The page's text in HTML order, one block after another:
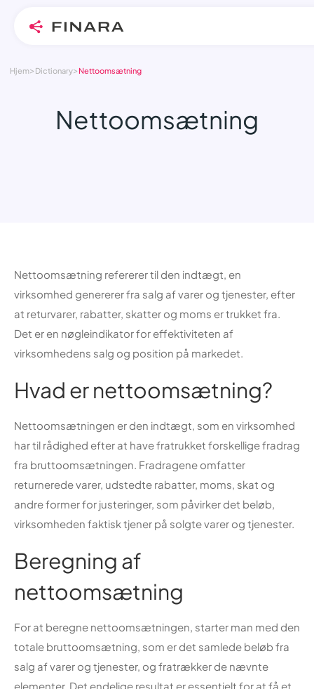
Skip
Hjem> Dictionary> Nettoomsætning
Nettoomsætning
Nettoomsætning refererer til den indtægt, en
virksomhed genererer fra salg af varer og tjenester, efter
at returvarer, rabatter, skatter og moms er trukket fra.
Det er en nøgleindikator for effektiviteten af
virksomhedens salg og position på markedet.
Hvad er nettoomsætning?
Nettoomsætningen er den indtægt, som en virksomhed
har til rådighed efter at have fratrukket forskellige fradrag
fra bruttoomsætningen. Fradragene omfatter
returnerede varer, udstedte rabatter, moms, skat og
andre former for justeringer, som påvirker det beløb,
virksomheden faktisk tjener på solgte varer og tjenester.
Beregning af
nettoomsætning
For at beregne nettoomsætningen, starter man med den
totale bruttoomsætning, som er det samlede beløb fra
salg af varer og tjenester, og fratrækker de nævnte
elementer. Det endelige resultat er essentielt for at få et